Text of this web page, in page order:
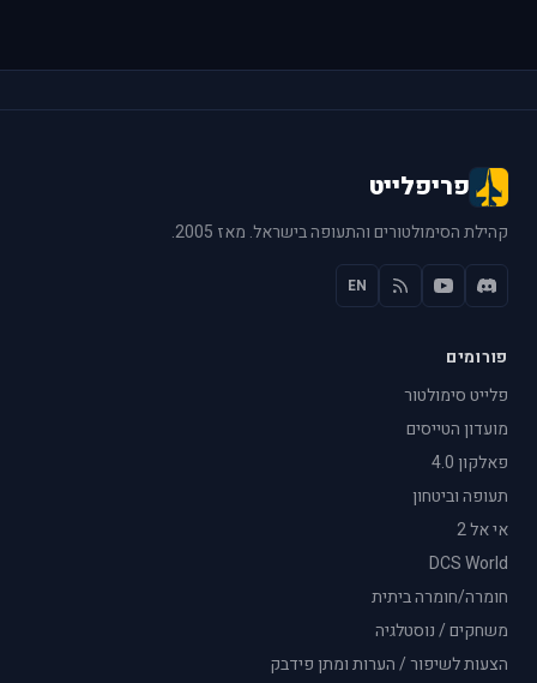
פריפלייט
קהילת הסימולטורים והתעופה בישראל. מאז 2005.
EN
פורומים
פלייט סימולטור
מועדון הטייסים
פאלקון 4.0
תעופה וביטחון
אי אל 2
DCS World
חומרה/חומרה ביתית
משחקים / נוסטלגיה
הצעות לשיפור / הערות ומתן פידבק